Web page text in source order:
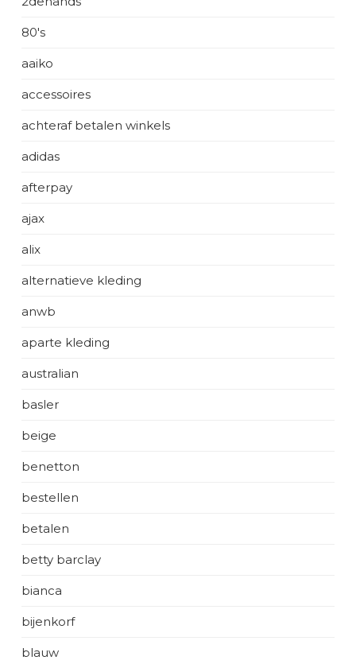
80's
aaiko
accessoires
achteraf betalen winkels
adidas
afterpay
ajax
alix
alternatieve kleding
anwb
aparte kleding
australian
basler
beige
benetton
bestellen
betalen
betty barclay
bianca
bijenkorf
blauw